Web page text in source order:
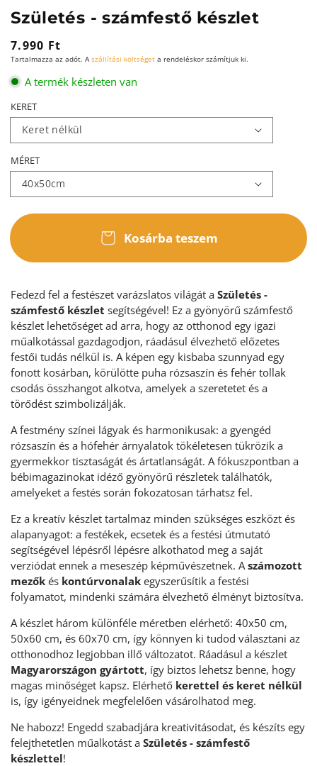
Születés - számfestő készlet
Normál
ár
7.990 Ft
Tartalmazza az adót. A szállítási költséget a rendeléskor számítjuk ki.
A termék készleten van
KERET
MÉRET
Kosárba teszem
Fedezd fel a festészet varázslatos világát a Születés -
számfestő készlet segítségével! Ez a gyönyörű számfestő
készlet lehetőséget ad arra, hogy az otthonod egy igazi
műalkotással gazdagodjon, ráadásul élvezhető előzetes
festői tudás nélkül is. A képen egy kisbaba szunnyad egy
fonott kosárban, körülötte puha rózsaszín és fehér tollak
csodás összhangot alkotva, amelyek a szeretetet és a
törődést szimbolizálják.
A festmény színei lágyak és harmonikusak: a gyengéd
rózsaszín és a hófehér árnyalatok tökéletesen tükrözik a
gyermekkor tisztaságát és ártatlanságát. A fókuszpontban a
bébimagazinokat idéző gyönyörű részletek találhatók,
amelyeket a festés során fokozatosan tárhatsz fel.
Ez a kreatív készlet tartalmaz minden szükséges eszközt és
alapanyagot: a festékek, ecsetek és a festési útmutató
segítségével lépésről lépésre alkothatod meg a saját
verziódat ennek a meseszép képművészetnek. A számozott
mezők és kontúrvonalak egyszerűsítik a festési
folyamatot, mindenki számára élvezhető élményt biztosítva.
A készlet három különféle méretben elérhető: 40x50 cm,
50x60 cm, és 60x70 cm, így könnyen ki tudod választani az
otthonodhoz legjobban illő változatot. Ráadásul a készlet
Magyarországon gyártott, így biztos lehetsz benne, hogy
magas minőséget kapsz. Elérhető kerettel és keret nélkül
is, így igényeidnek megfelelően vásárolhatod meg.
Ne habozz! Engedd szabadjára kreativitásodat, és készíts egy
felejthetetlen műalkotást a Születés - számfestő
készlettel!